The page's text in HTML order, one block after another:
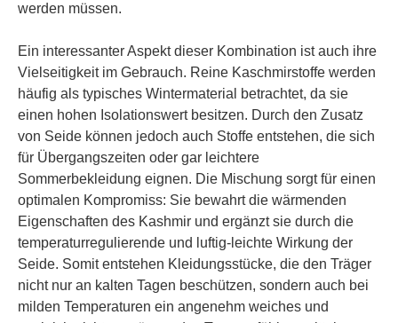
werden müssen.
Ein interessanter Aspekt dieser Kombination ist auch ihre
Vielseitigkeit im Gebrauch. Reine Kaschmirstoffe werden
häufig als typisches Wintermaterial betrachtet, da sie
einen hohen Isolationswert besitzen. Durch den Zusatz
von Seide können jedoch auch Stoffe entstehen, die sich
für Übergangszeiten oder gar leichtere
Sommerbekleidung eignen. Die Mischung sorgt für einen
optimalen Kompromiss: Sie bewahrt die wärmenden
Eigenschaften des Kashmir und ergänzt sie durch die
temperaturregulierende und luftig-leichte Wirkung der
Seide. Somit entstehen Kleidungsstücke, die den Träger
nicht nur an kalten Tagen beschützen, sondern auch bei
milden Temperaturen ein angenehm weiches und